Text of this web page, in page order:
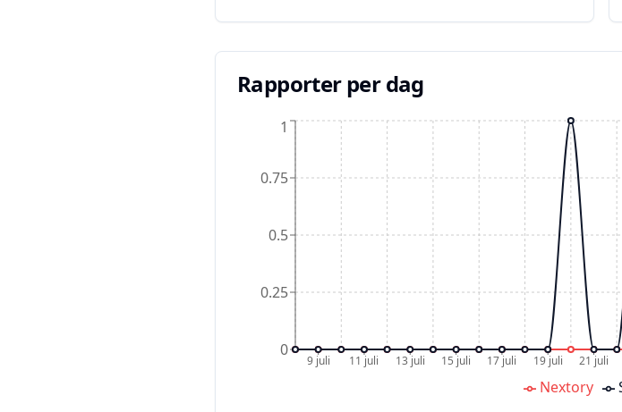
Rapporter per dag
9 juli 11 juli 13 juli 15 juli 17 juli 19 juli 21 juli
0
0.25
0.5
0.75
1
Nextory